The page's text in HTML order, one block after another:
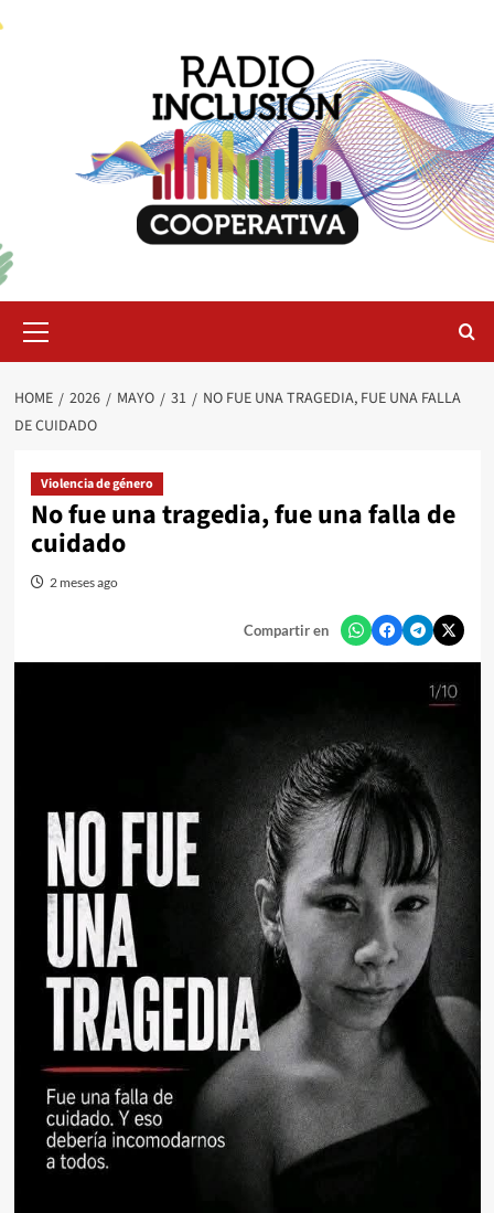
Menu
HOME 2026 MAYO 31
NO FUE UNA TRAGEDIA, FUE UNA FALLA
DE CUIDADO
Violencia de género
No fue una tragedia, fue una falla de
cuidado
2 meses ago
Compartir en